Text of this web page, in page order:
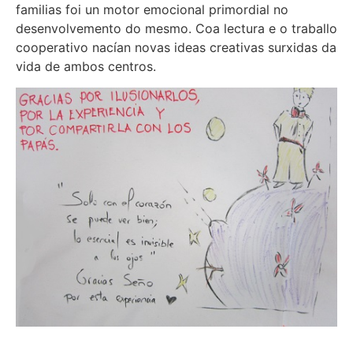
familias foi un motor emocional primordial no
desenvolvemento do mesmo. Coa lectura e o traballo
cooperativo nacían novas ideas creativas surxidas da
vida de ambos centros.